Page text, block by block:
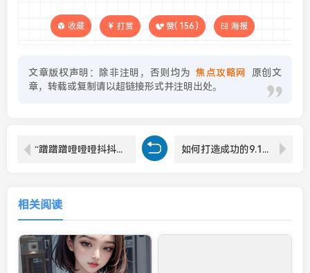
收藏 打赏 赞( 156 ) 海报
文章版权声明：除非注明，否则均为 焦点攻略网
原创文
章，转载或复制请以超链接形式并注明出处。
“蹭蹭蹭噔噔噔抖抖抖”是什么歌？它为什么如此受欢迎？ 如何打造成功的9.1人网站？探寻张津瑜的成功之路与经验
相关阅读